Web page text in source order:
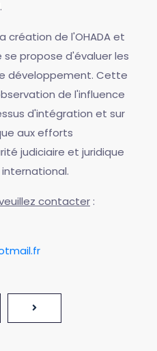
création de l'OHADA et
propose d'évaluer les
développement. Cette
de l'influence
d'intégration et sur
aux efforts
judiciaire et juridique
contacter :